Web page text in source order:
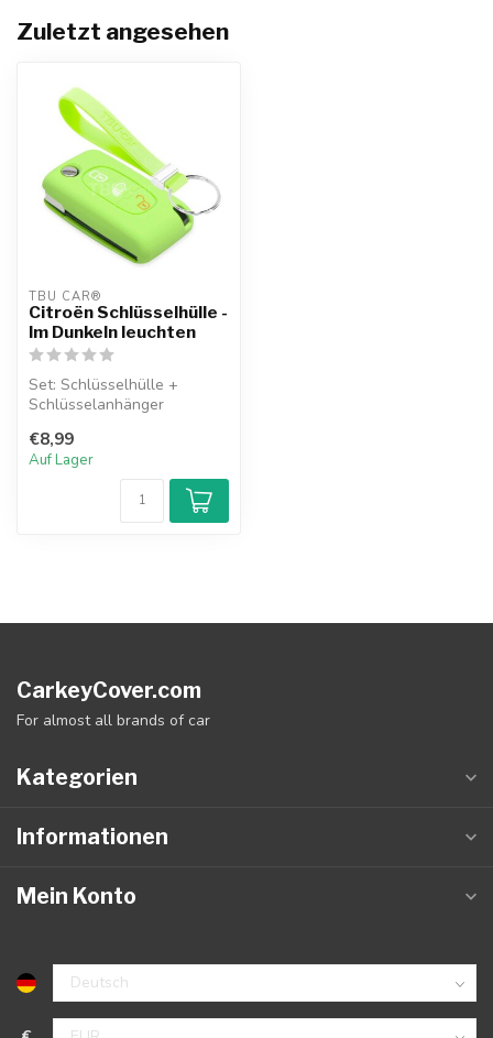
Zuletzt angesehen
TBU CAR®
Citroën Schlüsselhülle -
Im Dunkeln leuchten
Set: Schlüsselhülle +
Schlüsselanhänger
€8,99
Auf Lager
CarkeyCover.com
For almost all brands of car
Kategorien
Informationen
Mein Konto